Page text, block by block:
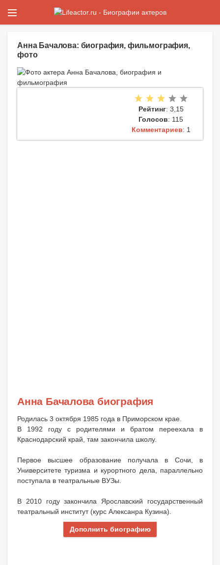
Анна Бачалова: биография, фильмография,
фото
Рейтинг: 3,15
Голосов: 115
Комментариев: 1
Анна Бачалова биография
Родилась 3 октября 1985 года в Приморском крае.
В 1992 году с родителями и братом переехала в
Краснодарский край, там закончила школу.
Первое высшее образование получала в Сочи, в
Университете туризма и курортного дела, параллельно
поступала в театральные ВУЗы.
В 2010 году закончила Ярославский государственный
театральный институт (курс Алексанра Кузина).
Дополнить биографию